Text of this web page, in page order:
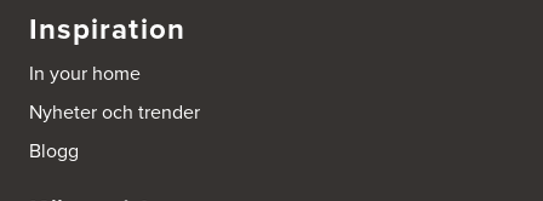
Bra Hus från Hedlunds AB
795 71 Furudal
Inspiration
In your home
Nyheter och trender
Blogg